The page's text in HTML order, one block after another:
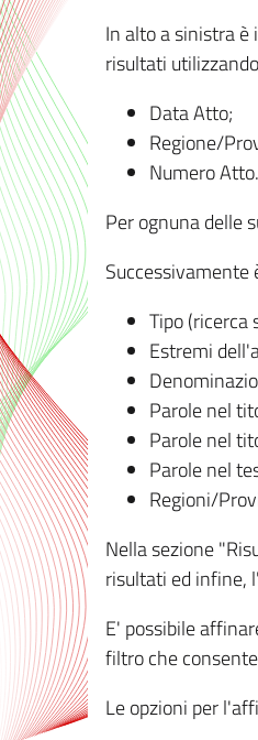
In alto a sinistra è
risultati
Data Atto;
Regione/
Numero Atto.
Per ognuna delle
Successivamente
Tipo (ricerca
Estremi
Parole nel
Parole nel
Parole nel
Regioni/
Nella sezione
risultati ed infine,
E' possibile
filtro che
Le opzioni per